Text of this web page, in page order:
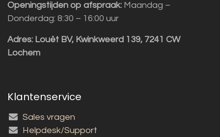
Openingstijden op afspraak: Maandag –
Donderdag: 8:30 – 16:00 uur
Adres: Louët BV, Kwinkweerd 139, 7241 CW
Lochem
Klantenservice
Sales vragen
Helpdesk/Support